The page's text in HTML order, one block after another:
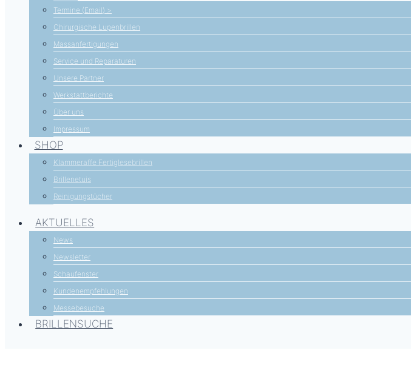
Termine (Email) >
Chirurgische Lupenbrillen
Massanfertigungen
Service und Reparaturen
Unsere Partner
Werkstattberichte
Über uns
Impressum
SHOP
Klammeraffe Fertiglesebrillen
Brillenetuis
Reinigungstücher
AKTUELLES
News
Newsletter
Schaufenster
Kundenempfehlungen
Messebesuche
BRILLENSUCHE